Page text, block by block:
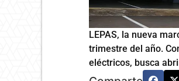
LEPAS, la nueva
trimestre del año.
eléctricos, busca